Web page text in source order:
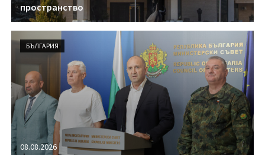
пространство
БЪЛГАРИЯ
08.08.2026